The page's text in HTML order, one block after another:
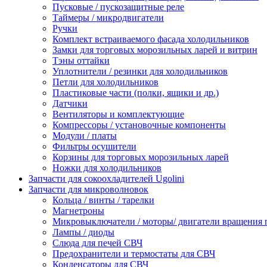
Пусковые / пускозащитные реле
Таймеры / микродвигатели
Ручки
Комплект встраиваемого фасада холодильников
Замки для торговых морозильных ларей и витрин
Тэны оттайки
Уплотнители / резинки для холодильников
Петли для холодильников
Пластиковые части (полки, ящики и др.)
Датчики
Вентиляторы и комплектующие
Компрессоры / установочные компоненты
Модули / платы
Фильтры осушители
Корзины для торговых морозильных ларей
Ножки для холодильников
Запчасти для сокоохладителей Ugolini
Запчасти для микроволновок
Кольца / винты / тарелки
Магнетроны
Микровыключатели / моторы/ двигатели вращения
Лампы / диоды
Слюда для печей СВЧ
Предохранители и термостаты для СВЧ
Конденсаторы для СВЧ